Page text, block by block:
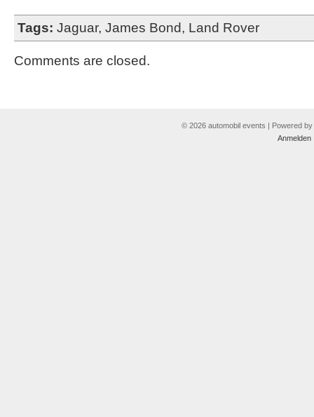
Tags: Jaguar, James Bond, Land Rover
Comments are closed.
© 2026 automobil events | Powered by
Anmelden|